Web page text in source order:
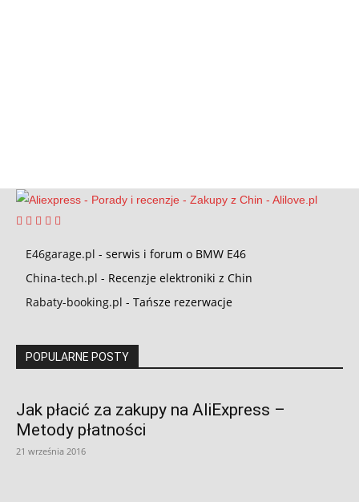
E46garage.pl - serwis i forum o BMW E46
China-tech.pl - Recenzje elektroniki z Chin
Rabaty-booking.pl - Tańsze rezerwacje
POPULARNE POSTY
Jak płacić za zakupy na AliExpress –
Metody płatności
21 września 2016